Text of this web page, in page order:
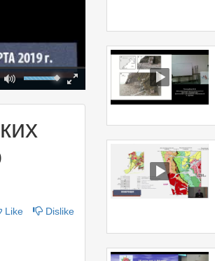
Fullscreen
00:00
Like Dislike